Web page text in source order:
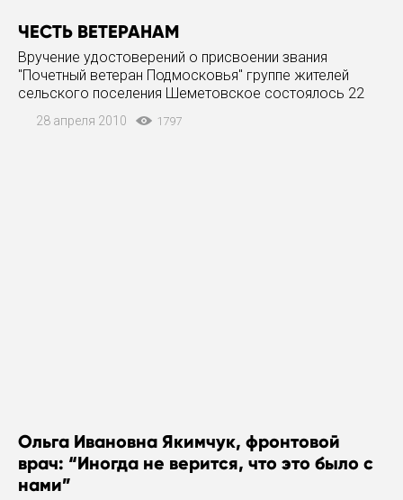
ЧЕСТЬ ВЕТЕРАНАМ
Вручение удостоверений о присвоении звания
"Почетный ветеран Подмосковья" группе жителей
сельского поселения Шеметовское состоялось 22
апреля у памятника В. И. Ленину в селе Константиново.
Награды получили участник Великой Отечественной
28 апреля 2010 1797
Ольга Ивановна Якимчук, фронтовой
врач: “Иногда не верится, что это было с
нами”